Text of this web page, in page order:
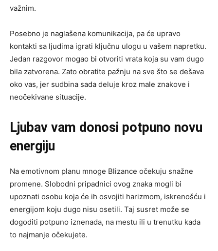
važnim.
Posebno je naglašena komunikacija, pa će upravo
kontakti sa ljudima igrati ključnu ulogu u vašem napretku.
Jedan razgovor mogao bi otvoriti vrata koja su vam dugo
bila zatvorena. Zato obratite pažnju na sve što se dešava
oko vas, jer sudbina sada deluje kroz male znakove i
neočekivane situacije.
Ljubav vam donosi potpuno novu
energiju
Na emotivnom planu mnoge Blizance očekuju snažne
promene. Slobodni pripadnici ovog znaka mogli bi
upoznati osobu koja će ih osvojiti harizmom, iskrenošću i
energijom koju dugo nisu osetili. Taj susret može se
dogoditi potpuno iznenada, na mestu ili u trenutku kada
to najmanje očekujete.